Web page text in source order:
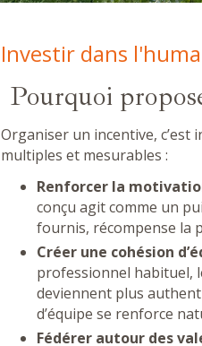
Investir dans
Pourquoi
Organiser un incentive, c’est
multiples et mesurables :
Renforcer la
conçu agit comme un
fournis, récompense la
Créer une cohésion
professionnel habituel,
deviennent plus
d’équipe se renforce
Fédérer autour des